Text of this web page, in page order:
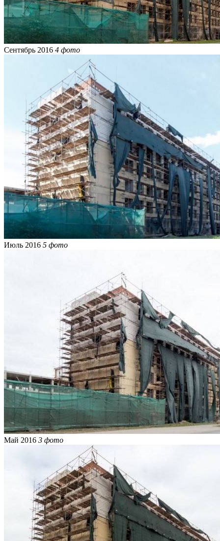
Сентябрь 2016 4 фото
Июль 2016 5 фото
Май 2016 3 фото